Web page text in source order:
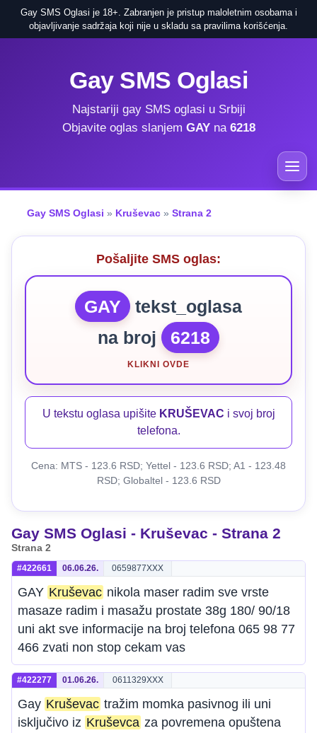
Gay SMS Oglasi je 18+. Zabranjen je pristup maloletnim osobama i
objavljivanje sadržaja koji nije u skladu sa pravilima korišćenja.
Gay SMS Oglasi
Najstariji gay SMS oglasi u Srbiji
Objavite oglas slanjem GAYna 6218
Gay SMS Oglasi » Kruševac » Strana 2
Pošaljite SMS oglas:
GAY
tekst_oglasa
na broj
6218
KLIKNI OVDE
U tekstu oglasa upišite KRUŠEVAC i svoj broj
telefona.
Cena: MTS - 123.6 RSD; Yettel - 123.6 RSD; A1 - 123.48
RSD; Globaltel - 123.6 RSD
Gay SMS Oglasi - Kruševac - Strana 2
Strana 2
#422661 06.06.26. 0659877XXX
GAY Kruševac nikola maser radim sve vrste
masaze radim i masažu prostate 38g 180/ 90/18
uni akt sve informacije na broj telefona 065 98 77
466 zvati non stop cekam vas
#422277 01.06.26. 0611329XXX
Gay Kruševac tražim momka pasivnog ili uni
isključivo iz Kruševca za povremena opuštena